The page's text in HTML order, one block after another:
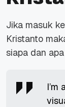
Jika masuk
Kristanto
siapa dan
I’m